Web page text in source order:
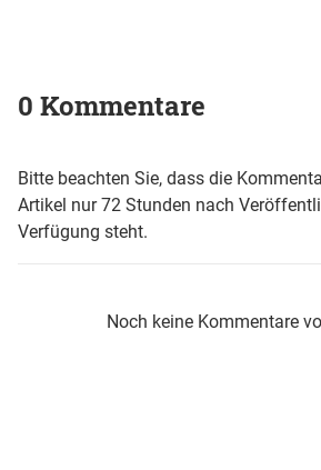
0 Kommentare
Bitte beachten Sie, dass die
Artikel nur 72 Stunden nach
Verfügung steht.
Noch keine Kommentare